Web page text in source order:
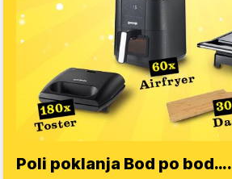
Poli poklanja Bod po bod….